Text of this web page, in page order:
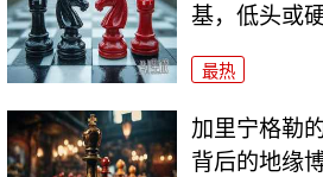
基，低头或硬
最热
加里宁格勒
背后的地缘